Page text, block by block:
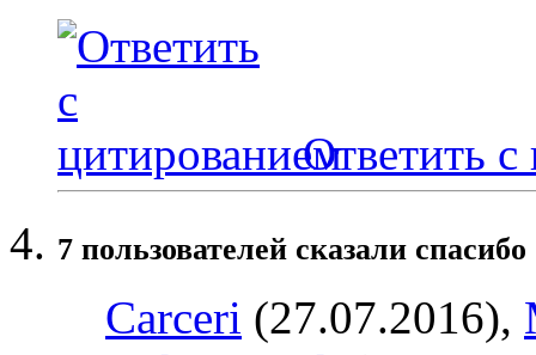
Ответить с
7 пользователей сказали
Carceri (27.07.2016),